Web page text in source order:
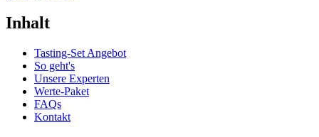
Inhalt
Tasting-Set Angebot
So geht's
Unsere Experten
Werte-Paket
FAQs
Kontakt